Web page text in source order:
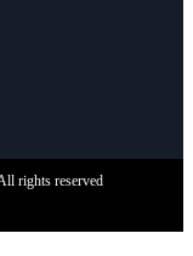
rights reserved